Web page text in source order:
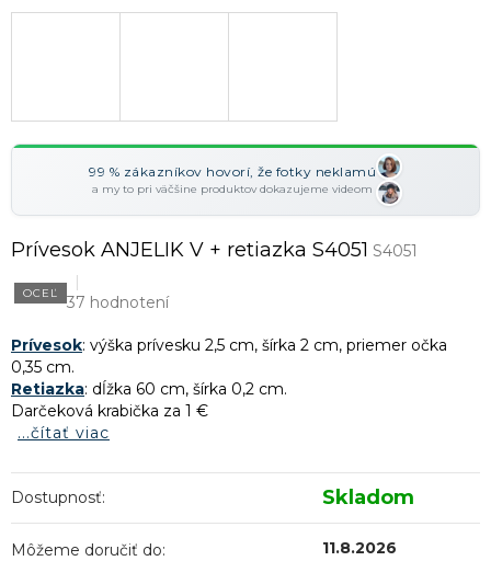
99 % zákazníkov hovorí, že fotky neklamú
a my to pri väčšine produktov dokazujeme videom
Prívesok ANJELIK V + retiazka S4051 S4051
OCEĽ 37 hodnotení
Prívesok: výška prívesku 2,5 cm, šírka 2 cm, priemer očka
0,35 cm.
Retiazka: dĺžka 60 cm, šírka 0,2 cm.
Darčeková krabička za 1 €
...čítať viac
Dostupnosť: Skladom
Môžeme doručiť do: 11.8.2026